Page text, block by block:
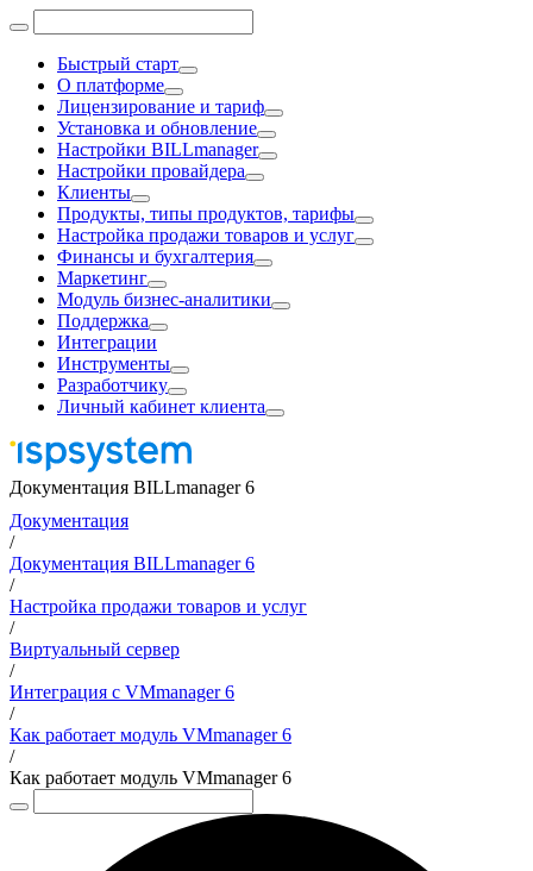
Быстрый старт
О платформе
Лицензирование и тариф
Установка и обновление
Настройки BILLmanager
Настройки провайдера
Клиенты
Продукты, типы продуктов, тарифы
Настройка продажи товаров и услуг
Финансы и бухгалтерия
Маркетинг
Модуль бизнес-аналитики
Поддержка
Интеграции
Инструменты
Разработчику
Личный кабинет клиента
Документация BILLmanager 6
Документация
/
Документация BILLmanager 6
/
Настройка продажи товаров и услуг
/
Виртуальный сервер
/
Интеграция с VMmanager 6
/
Как работает модуль VMmanager 6
/
Как работает модуль VMmanager 6